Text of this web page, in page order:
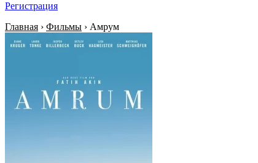
Регистрация
Главная › Фильмы › Амрум